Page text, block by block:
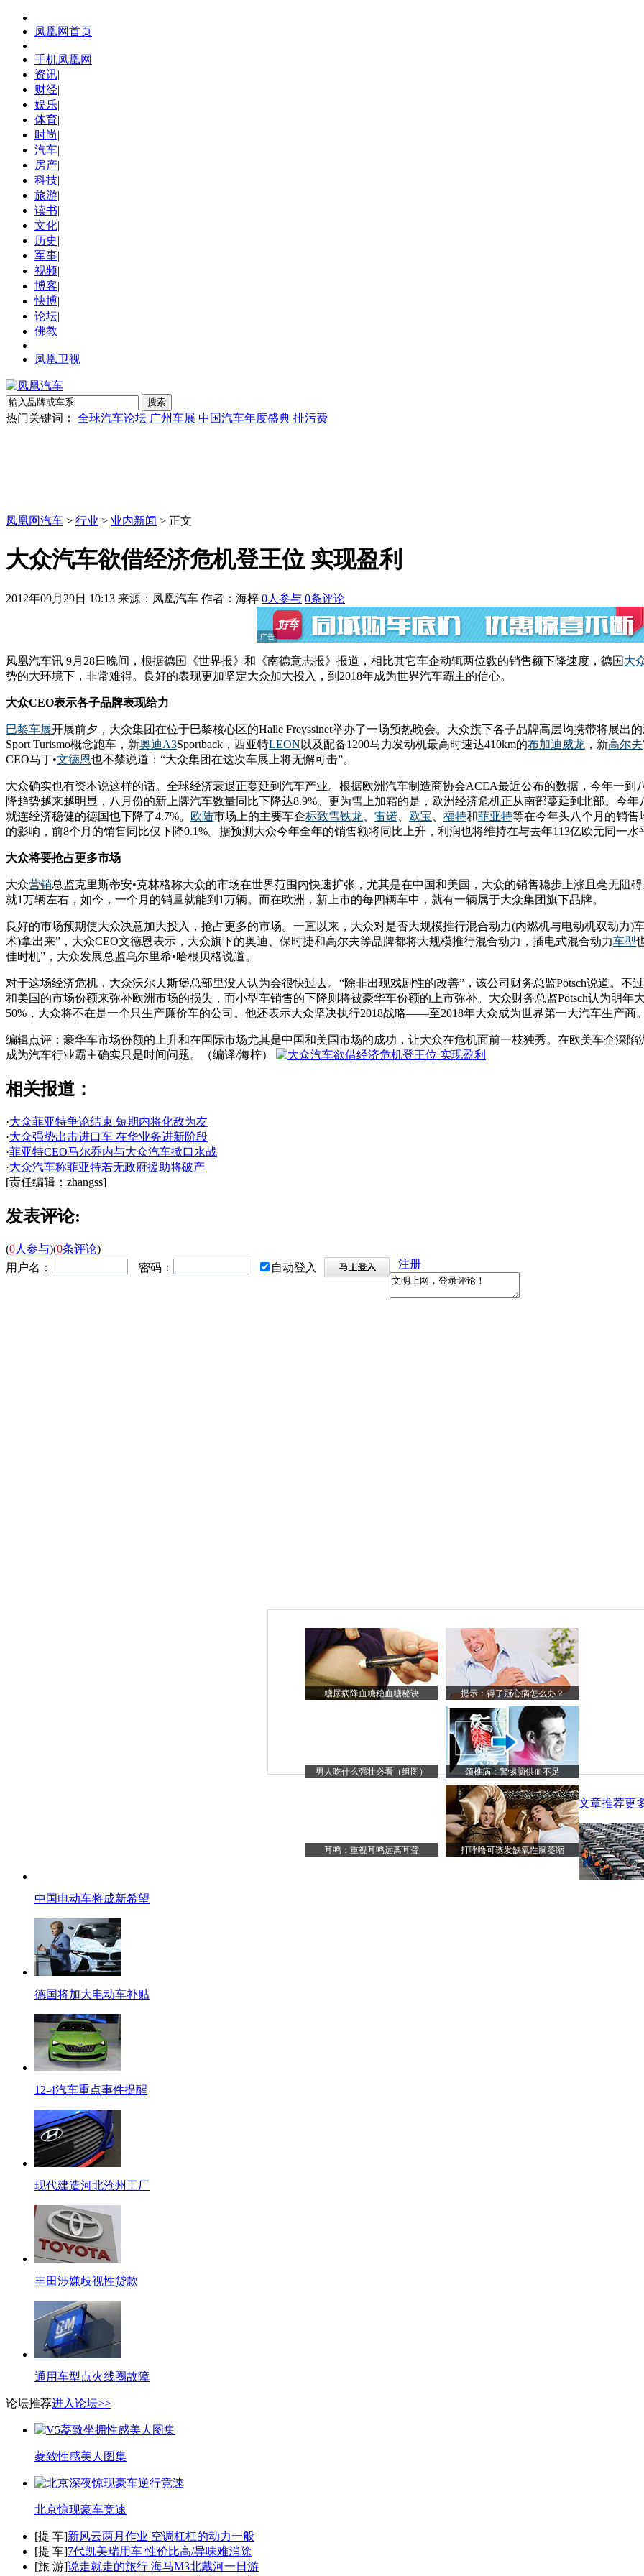
凤凰网首页
手机凤凰网
资讯|
财经|
娱乐|
体育|
时尚|
汽车|
房产|
科技|
旅游|
读书|
文化|
历史|
军事|
视频|
博客|
快博|
论坛|
佛教
凤凰卫视
热门关键词： 全球汽车论坛 广州车展 中国汽车年度盛典 排污费
凤凰网汽车 > 行业 > 业内新闻 > 正文
大众汽车欲借经济危机登王位 实现盈利
2012年09月29日 10:13 来源：凤凰汽车 作者： 海梓 0人参与 0条评论
凤凰汽车讯 9月28日晚间，根据德国《世界报》和《南德意志报》报道，相比其它车企动辄两位数的销售额下降速度，德国大
势的大环境下，非常难得。良好的表现更加坚定大众加大投入，到2018年成为世界汽车霸主的信心。
大众CEO表示各子品牌表现给力
巴黎车展开展前夕，大众集团在位于巴黎核心区的Halle Freyssinet举办了一场预热晚会。大众旗下各子品牌高层均携带将展出
Sport Turismo概念跑车，新奥迪A3Sportback，西亚特LEON 以及配备1200马力发动机最高时速达410km的布加迪 威龙 ，新高尔夫
CEO马丁•文德恩也不禁说道：“大众集团在这次车展上将无懈可击”。
大众确实也有资本说这样的话。全球经济衰退正蔓延到汽车产业。根据欧洲汽车制造商协会ACEA最近公布的数据，今年一
降趋势越来越明显，八月份的新上牌汽车数量同比下降达8.9%。更为雪上加霜的是，欧洲经济危机正从南部蔓延到北部。今
就连经济稳健的德国也下降了4.7%。 欧陆市场上的主要车企标致雪铁龙 雷诺 欧宝 福特和菲亚特等在今年头八个月的销售
的影响，前8个月的销售同比仅下降0.1%。据预测大众今年全年的销售额将同比上升，利润也将维持在与去年113亿欧元同一水
大众将要抢占更多市场
大众营销总监克里斯蒂安•克林格称大众的市场在世界范围内快速扩张，尤其是在中国和美国，大众的销售稳步上涨且毫无阻
就1万辆左右，如今，一个月的销量就能到1万辆。而在欧洲，新上市的每四辆车中，就有一辆属于大众集团旗下品牌。
良好的市场预期使大众决意加大投入，抢占更多的市场。一直以来，大众对是否大规模推行混合动力(内燃机与电动机双动力)
术)拿出来”，大众CEO文德恩表示，大众旗下的奥迪、保时捷和高尔夫等品牌都将大规模推行混合动力，插电式混合动力车型
佳时机”，大众发展总监乌尔里希•哈根贝格说道。
对于这场经济危机，大众沃尔夫斯堡总部里没人认为会很快过去。“除非出现戏剧性的改善”，该公司财务总监Pötsch说道。不
和美国的市场份额来弥补欧洲市场的损失，而小型车销售的下降则将被豪华车份额的上市弥补。大众财务总监Pötsch认为明
50%，大众将不在是一个只生产廉价车的公司。他还表示大众坚决执行2018战略——至2018年大众成为世界第一大汽车生产商
编辑点评：豪华车市场份额的上升和在国际市场尤其是中国和美国市场的成功，让大众在危机面前一枝独秀。在欧美车企深
成为汽车行业霸主确实只是时间问题。（编译/海梓）
相关报道：
·大众菲亚特争论结束 短期内将化敌为友
·大众强势出击进口车 在华业务进新阶段
·菲亚特CEO马尔乔内与大众汽车掀口水战
·大众汽车称菲亚特若无政府援助将破产
[责任编辑：zhangss]
发表评论:
(0人参与)(0条评论)
用户名：
密码： 自动登入 注册
糖尿病降血糖稳血糖秘诀 提示：得了冠心病怎么办？
男人吃什么强壮必看（组图） 颈椎病：警惕脑供血不足
耳鸣：重视耳鸣远离耳聋 打呼噜可诱发缺氧性脑萎缩
文章推荐更
中国电动车将成新希望
德国将加大电动车补贴
12-4汽车重点事件提醒
现代建造河北沧州工厂
丰田涉嫌歧视性贷款
通用车型点火线圈故障
论坛推荐进入论坛>>
菱致性感美人图集
北京惊现豪车竞速
[提 车]新风云两月作业 空调杠杠的动力一般
[提 车]7代凯美瑞用车 性价比高/异味难消除
[旅 游]说走就走的旅行 海马M3北戴河一日游